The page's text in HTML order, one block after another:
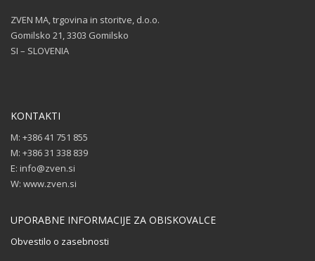
ZVEN MA, trgovina in storitve, d.o.o.
Gomilsko 21, 3303 Gomilsko
SI – SLOVENIA
KONTAKTI
M: +386 41 751 855
M: +386 31 338 839
E: info@zven.si
W: www.zven.si
UPORABNE INFORMACIJE ZA OBISKOVALCE
Obvestilo o zasebnosti